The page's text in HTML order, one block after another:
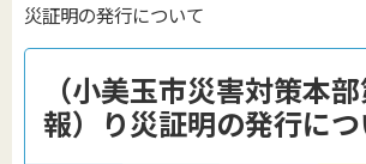
災証明の発行について
（小美玉市災害対策本
報）り災証明の発行につ